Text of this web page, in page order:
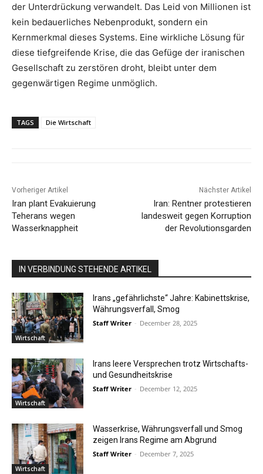
der Unterdrückung verwandelt. Das Leid von Millionen ist
kein bedauerliches Nebenprodukt, sondern ein
Kernmerkmal dieses Systems. Eine wirkliche Lösung für
diese tiefgreifende Krise, die das Gefüge der iranischen
Gesellschaft zu zerstören droht, bleibt unter dem
gegenwärtigen Regime unmöglich.
TAGS Die Wirtschaft
Vorheriger Artikel
Iran plant Evakuierung
Teherans wegen
Wasserknappheit
Nächster Artikel
Iran: Rentner protestieren
landesweit gegen Korruption
der Revolutionsgarden
IN VERBINDUNG STEHENDE ARTIKEL
Wirtschaft
Irans „gefährlichste“ Jahre: Kabinettskrise,
Währungsverfall, Smog
Staff Writer - December 28, 2025
Wirtschaft
Irans leere Versprechen trotz Wirtschafts-
und Gesundheitskrise
Staff Writer - December 12, 2025
Wirtschaft
Wasserkrise, Währungsverfall und Smog
zeigen Irans Regime am Abgrund
Staff Writer - December 7, 2025